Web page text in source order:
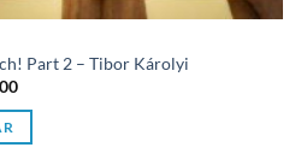
Part 2 – Tibor Károlyi
O
atual